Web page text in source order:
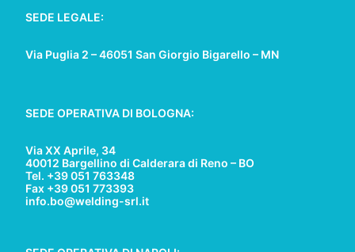
SEDE LEGALE:
Via Puglia 2 – 46051 San Giorgio Bigarello – MN
SEDE OPERATIVA DI BOLOGNA:
Via XX Aprile, 34
40012 Bargellino di Calderara di Reno – BO
Tel. +39 051 763348
Fax +39 051 773393
info.bo@welding-srl.it